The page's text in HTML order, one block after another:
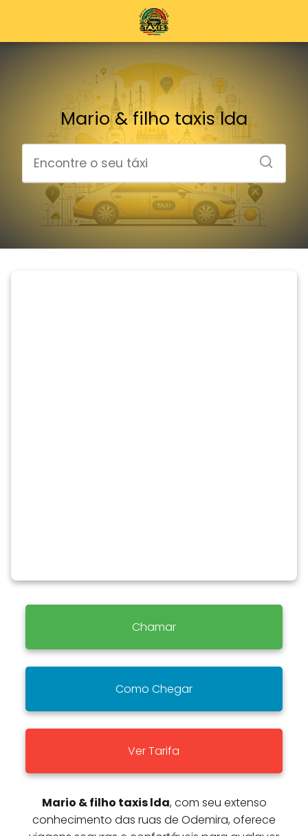
Mario & filho taxis lda
Chamar
Como Chegar
Ver Tarifa
Mario & filho taxis lda, com seu extenso
conhecimento das ruas de Odemira, oferece